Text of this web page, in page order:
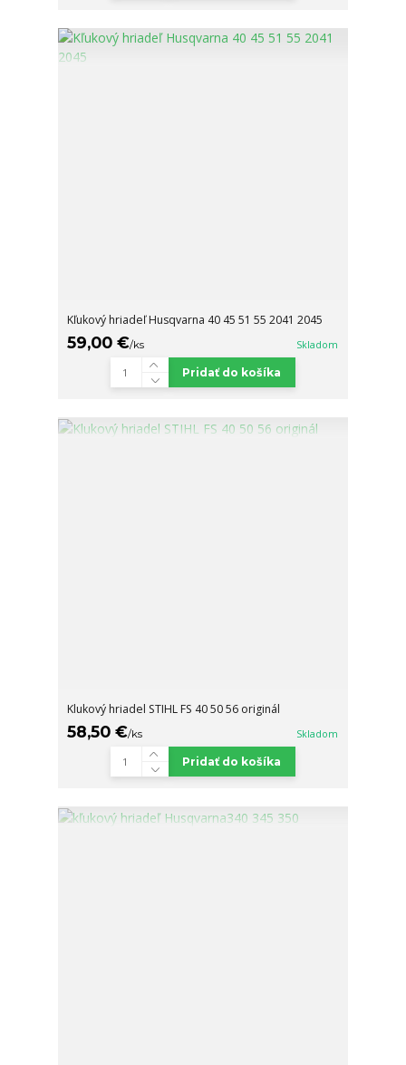
Kľukový hriadeľ Husqvarna 40 45 51 55 2041 2045
59,00 €/ks Skladom
Pridať do košíka
Klukový hriadel STIHL FS 40 50 56 originál
58,50 €/ks Skladom
Pridať do košíka